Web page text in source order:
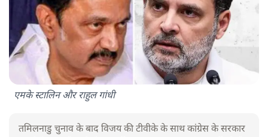
एमके स्टालिन और राहुल गांधी
तमिलनाडु चुनाव के बाद विजय की टीवीके के साथ कांग्रेस के सरकार